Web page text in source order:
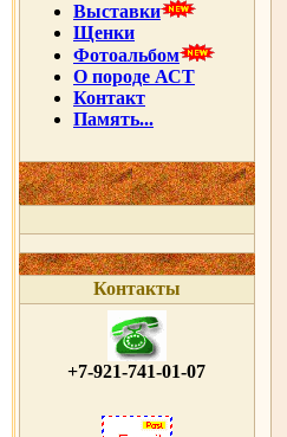
Выставки
Щенки
Фотоальбом
О породе АСТ
Контакт
Память...
Контакты
+7-921-741-01-07